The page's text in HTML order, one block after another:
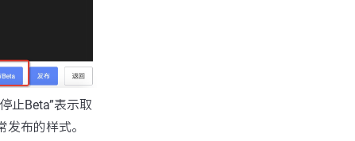
止Beta”表示取
布的样式。